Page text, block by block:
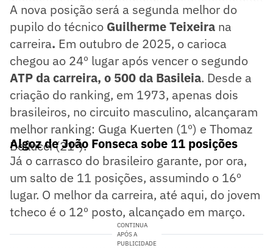
A nova posição será a segunda melhor do
pupilo do técnico Guilherme Teixeira na
carreira. Em outubro de 2025, o carioca
chegou ao 24º lugar após vencer o segundo
ATP da carreira, o 500 da Basileia. Desde a
criação do ranking, em 1973, apenas dois
brasileiros, no circuito masculino, alcançaram
melhor ranking: Guga Kuerten (1º) e Thomaz
Bellucci (21º).
Algoz de João Fonseca sobe 11 posições
Já o carrasco do brasileiro garante, por ora,
um salto de 11 posições, assumindo o 16º
lugar. O melhor da carreira, até aqui, do jovem
tcheco é o 12º posto, alcançado em março.
CONTINUA
APÓS A
PUBLICIDADE